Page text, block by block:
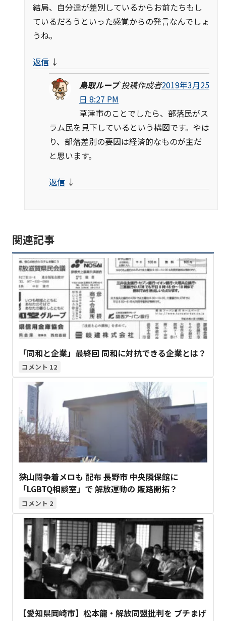
結局、自分達が差別しているからお前たちもし
ているだろうといった感覚からの発言なんでしょ
うね。
返信 ↓
鳥取ループ 投稿作成者2019年3月25
日 8:27 PM
草津市のことでしたら、部落民がス
ラム民を見下しているという構図です。やは
り、部落差別の要因は経済的なものが主だ
と思います。
返信 ↓
関連記事
「同和と企業」最終回 同和に対抗できる企業とは？
12
狭山闘争着メロも 配布 長野市 中央隣保館に
「LGBTQ相談室」で 解放運動の 販路開拓？
2
【愛知県岡崎市】松本龍・解放同盟批判を ブチまげ